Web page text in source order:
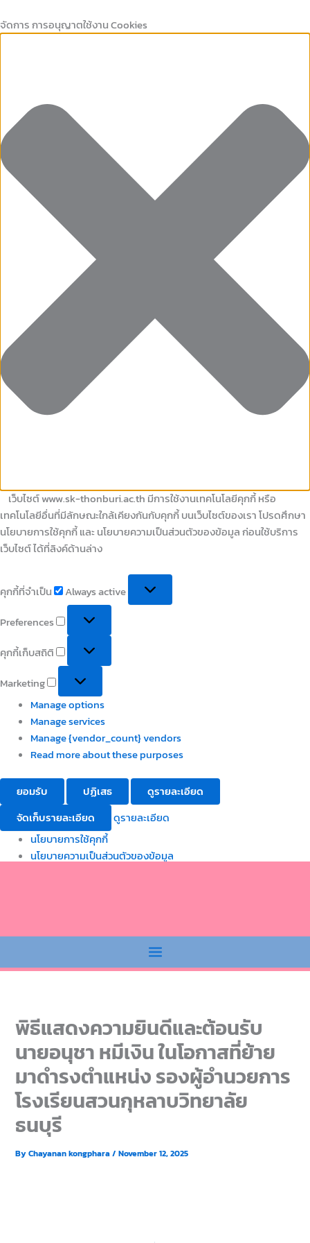
จัดการ การอนุญาตใช้งาน Cookies
เว็บไซต์ www.sk-thonburi.ac.th มีการใช้งานเทคโนโลยีคุกกี้ หรือ
เทคโนโลยีอื่นที่มีลักษณะใกล้เคียงกันกับคุกกี้ บนเว็บไซต์ของเรา โปรดศึกษา
นโยบายการใช้คุกกี้ และ นโยบายความเป็นส่วนตัวของข้อมูล ก่อนใช้บริการ
เว็บไซต์ ได้ที่ลิงค์ด้านล่าง
คุกกี้ที่จำเป็น
ที่
จำเป็น
Always active
Preferences
คุกกี้เก็บสถิติ
เก็บ
สถิติ
Marketing
Manage options
Manage services
Manage {vendor_count} vendors
Read more about these purposes
ยอมรับ ปฏิเสธ
ดูรายละเอียด
จัดเก็บรายละเอียด
ดูรายละเอียด
นโยบายการใช้คุกกี้
นโยบายความเป็นส่วนตัวของข้อมูล
to
พิธีแสดงความยินดีและต้อนรับ
นายอนุชา หมีเงิน ในโอกาสที่ย้าย
มาดำรงตำแหน่ง รองผู้อำนวยการ
โรงเรียนสวนกุหลาบวิทยาลัย
ธนบุรี
ByChayanan kongphara/November 12, 2025